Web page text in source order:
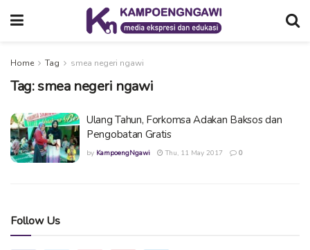
Home Tag smea negeri ngawi
Tag:smea negeri ngawi
Ulang Tahun, Forkomsa Adakan Baksos dan
Pengobatan Gratis
by KampoengNgawi Thu, 11 May 2017 0
Follow Us